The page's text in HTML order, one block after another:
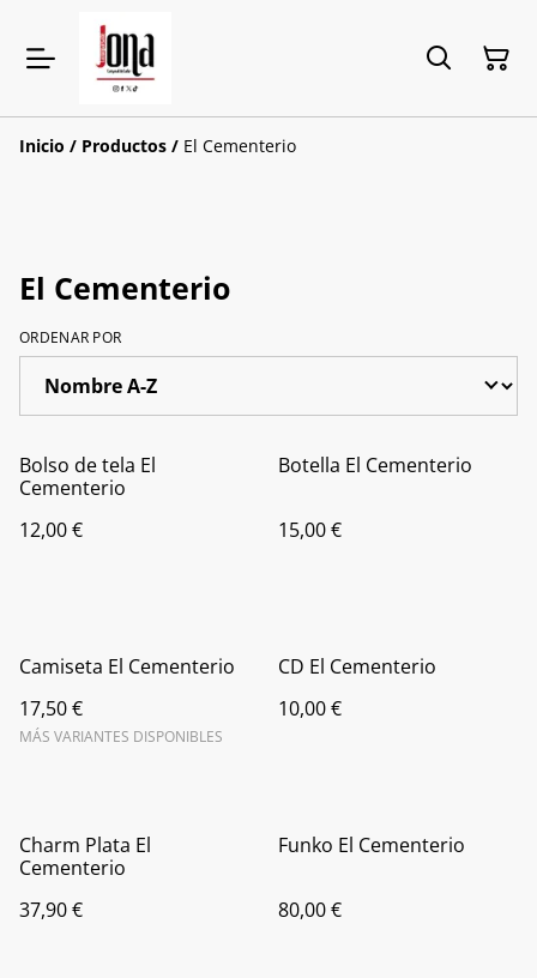
Inicio / Productos / El Cementerio
El Cementerio
ORDENAR POR
Bolso de tela El
Cementerio
12,00 €
Botella El Cementerio
15,00 €
Camiseta El Cementerio
17,50 €
MÁS VARIANTES DISPONIBLES
CD El Cementerio
10,00 €
Charm Plata El
Cementerio
37,90 €
Funko El Cementerio
80,00 €